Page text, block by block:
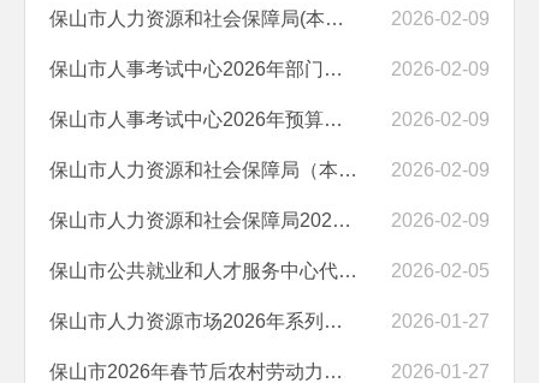
保山市人力资源和社会保障局(本级)2026年部门预算“三公”经费编制说明 2026-02-09
保山市人事考试中心2026年部门预算“三公”经费编制说明 2026-02-09
保山市人事考试中心2026年预算编制说明 2026-02-09
保山市人力资源和社会保障局（本级）2026年预算编制说明 2026-02-09
保山市人力资源和社会保障局2026年部门预算编制说明 2026-02-09
保山市公共就业和人才服务中心代理记账服务项目成交结果公告 2026-02-05
保山市人力资源市场2026年系列招聘活动服务项目竞争性磋商公告 2026-01-27
保山市2026年春节后农村劳动力转移输出集中欢送物资采购项自成交结果公... 2026-01-27